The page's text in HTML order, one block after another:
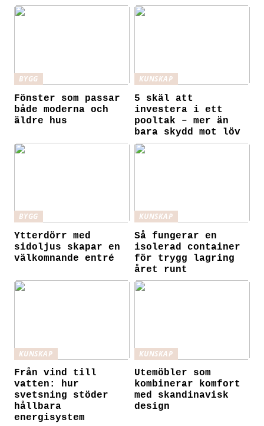
BYGG
Fönster som passar
både moderna och
äldre hus
KUNSKAP
5 skäl att
investera i ett
pooltak – mer än
bara skydd mot löv
BYGG
Ytterdörr med
sidoljus skapar en
välkomnande entré
KUNSKAP
Så fungerar en
isolerad container
för trygg lagring
året runt
KUNSKAP
Från vind till
vatten: hur
svetsning stöder
hållbara
energisystem
KUNSKAP
Utemöbler som
kombinerar komfort
med skandinavisk
design